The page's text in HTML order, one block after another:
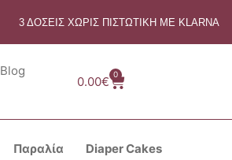
3 ΔΟΣΕΙΣ ΧΩΡΙΣ ΠΙΣΤΩΤΙΚΗ ΜΕ KLARNA
Blog
0.00€
0
Cart
Παραλία Diaper Cakes